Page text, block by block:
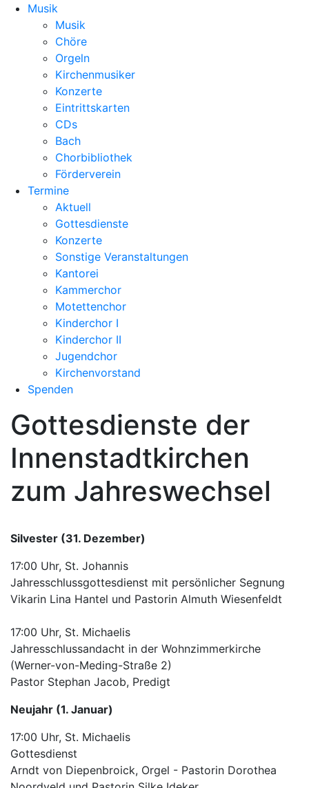
Musik
Musik
Chöre
Orgeln
Kirchenmusiker
Konzerte
Eintrittskarten
CDs
Bach
Chorbibliothek
Förderverein
Termine
Aktuell
Gottesdienste
Konzerte
Sonstige Veranstaltungen
Kantorei
Kammerchor
Motettenchor
Kinderchor I
Kinderchor II
Jugendchor
Kirchenvorstand
Spenden
Gottesdienste der
Innenstadtkirchen
zum Jahreswechsel
Silvester (31. Dezember)
17:00 Uhr, St. Johannis
Jahresschlussgottesdienst mit persönlicher Segnung
Vikarin Lina Hantel und Pastorin Almuth Wiesenfeldt
17:00 Uhr, St. Michaelis
Jahresschlussandacht in der Wohnzimmerkirche
(Werner-von-Meding-Straße 2)
Pastor Stephan Jacob, Predigt
Neujahr (1. Januar)
17:00 Uhr, St. Michaelis
Gottesdienst
Arndt von Diepenbroick, Orgel - Pastorin Dorothea